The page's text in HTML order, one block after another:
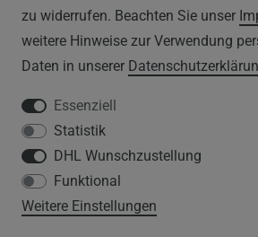
DATENSCHUTZERKLÄRUNG
HINWEISE ZUM ELEKTROGESETZ
SERVICE
WIDERRUFSFORMULAR
zu widerrufen. Beachten Sie unser
weitere Hinweise zur Verwendung
Daten in unserer
Essenziell
Statistik
DHL Wunschzustellung
Funktional
Weitere Einstellungen